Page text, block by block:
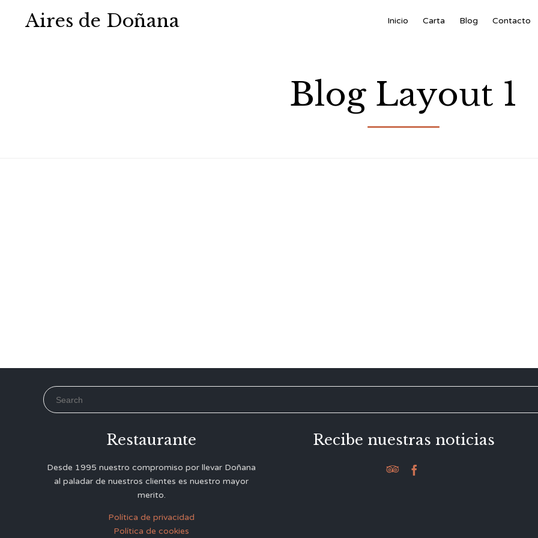
Aires de Doñana Inicio Carta Blog Contacto
Blog Layout 1
Search for:
Restaurante
Desde 1995 nuestro compromiso por llevar Doñana
al paladar de nuestros clientes es nuestro mayor
merito.
Política de privacidad
Política de cookies
Recibe nuestras noticias
 